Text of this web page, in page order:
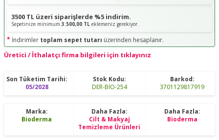
3500 TL üzeri siparişlerde %5 indirim.
Sepetinize minimum 3.500,00 TL eklemeniz gerekiyor.
* İndirimler toplam sepet tutarı üzerinden hesaplanır.
Üretici / İthalatçı firma bilgileri için tıklayınız
Son Tüketim Tarihi:
05/2028
Stok Kodu:
DER-BİO-254
Barkod:
3701129817919
Marka:
Bioderma
Daha Fazla:
Cilt & Makyaj
Temizleme Ürünleri
Daha Fazla:
Bioderma